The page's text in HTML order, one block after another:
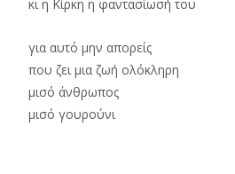
κι η Κίρκη η φαντασίωσή του
για αυτό μην απορείς
που ζει μια ζωή ολόκληρη
μισό άνθρωπος
μισό γουρούνι